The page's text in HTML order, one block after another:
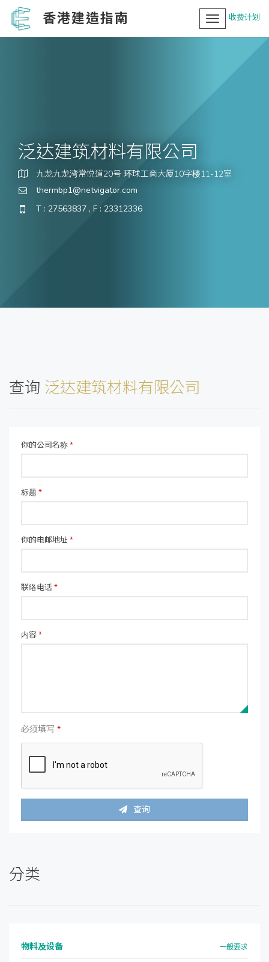
香港建造指南 收费计划
Toggle
navigation
泛达建筑材料有限公司
九龙九龙湾常悦道20号 环球工商大厦10字楼11-12室
thermbp1@netvigator.com
T : 27563837 , F : 23312336
查询 泛达建筑材料有限公司
你的公司名称*
标题 *
你的电邮地址 *
联络电话*
内容*
必须填写 *
查询
分类
物料及设备 一般要求